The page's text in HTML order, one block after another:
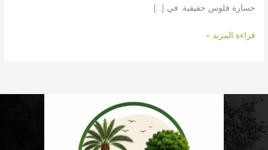
خسارة فلوس حقيقية. في […]
قراءة المزيد »